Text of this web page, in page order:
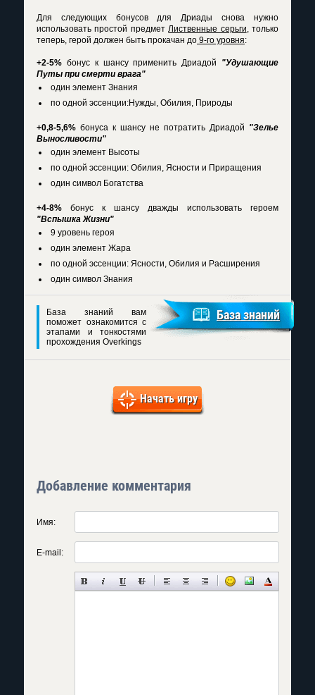
Для следующих бонусов для Дриады снова нужно
использовать простой предметЛиственные серьги, только
теперь, герой должен быть прокачан до 9-го уровня:
+2-5% бонус к шансу применить Дриадой "Удушающие
Путы при смерти врага"
один элемент Знания
по одной эссенции:Нужды, Обилия, Природы
+0,8-5,6% бонуса к шансу не потратить Дриадой "Зелье
Выносливости"
один элемент Высоты
по одной эссенции: Обилия, Ясности и Приращения
один символ Богатства
+4-8% бонус к шансу дважды использовать героем
"Вспышка Жизни"
9 уровень героя
один элемент Жара
по одной эссенции: Ясности, Обилия и Расширения
один символ Знания
База знаний вам
поможет ознакомится с
этапами и тонкостями
прохождения Overkings
База знаний
Начать игру
Добавление комментария
Имя:
E-mail: